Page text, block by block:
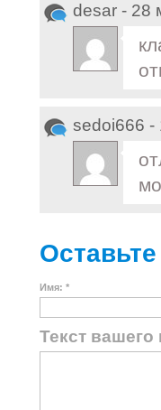
desar - 28
sedoi666 -
Имя: *
Текст